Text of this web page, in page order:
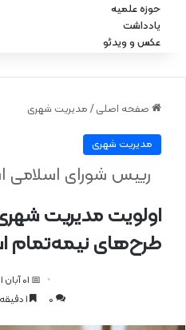
حوزه علمیه
یادداشت
عکس و ویدئو
صفحه اصلی / مدیریت شهری
مدیریت شهری
اولویت مدیریت
طرح‌های نیمه‌تمام
رییس شورای اسلامی
📅 01 آبان 1401 🕙18:08
0